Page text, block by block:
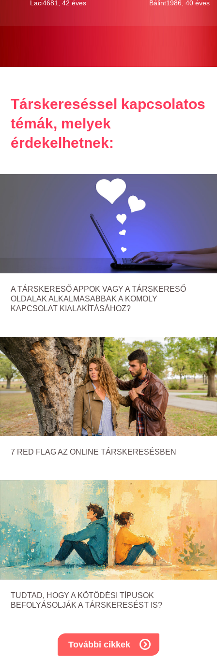
Laci4681, 42 éves Bálint1986, 40 éves
Társkereséssel kapcsolatos
témák, melyek
érdekelhetnek:
A TÁRSKERESŐ APPOK VAGY A TÁRSKERESŐ
OLDALAK ALKALMASABBAK A KOMOLY
KAPCSOLAT KIALAKÍTÁSÁHOZ?
7 RED FLAG AZ ONLINE TÁRSKERESÉSBEN
TUDTAD, HOGY A KÖTŐDÉSI TÍPUSOK
BEFOLYÁSOLJÁK A TÁRSKERESÉST IS?
További cikkek